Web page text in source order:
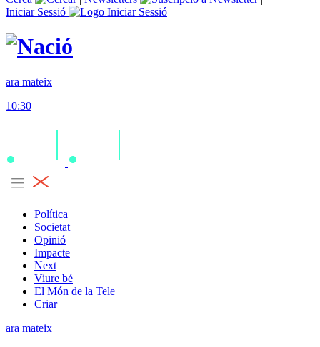
Iniciar Sessió
ara mateix
10:30
Política
Societat
Opinió
Impacte
Next
Viure bé
El Món de la Tele
Criar
ara mateix